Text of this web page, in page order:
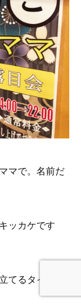
マで。名前だ
ッカケです
てるタイミン